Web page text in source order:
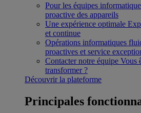
Pour les équipes
proactive des appareils
Une expérience optimale
et continue
Opérations informatiques
proactives et service
Contacter notre équipe Vous
transformer ?
Découvrir la plateforme
Principales